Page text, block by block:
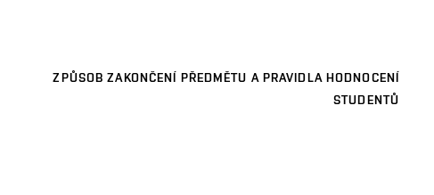
ZPŮSOB ZAKONČENÍ PŘEDMĚTU A PRAVIDLA HODNOCENÍ
STUDENTŮ